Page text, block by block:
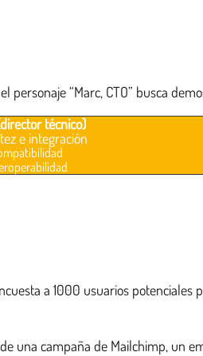
“Marc, CTO” busca
técnico)
e integración
a 1000 usuarios potenciales
una campaña de Mailchimp, un